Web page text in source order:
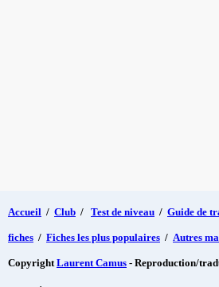
Accueil / Club / Test de niveau / Guide de
fiches / Fiches les plus populaires / Autres
CopyrightLaurent Camus - Reproduction/